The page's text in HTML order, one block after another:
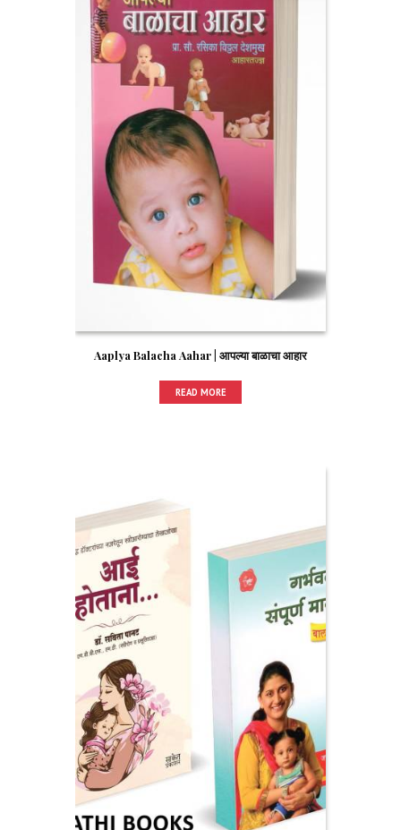
Aaplya Balacha Aahar | आपल्या बाळाचा आहार
READ MORE